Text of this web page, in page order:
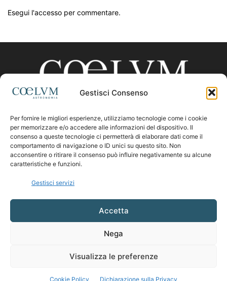
Gestisci Consenso
Per fornire le migliori esperienze, utilizziamo tecnologie come i cookie
per memorizzare e/o accedere alle informazioni del dispositivo. Il
consenso a queste tecnologie ci permetterà di elaborare dati come il
comportamento di navigazione o ID unici su questo sito. Non
acconsentire o ritirare il consenso può influire negativamente su alcune
caratteristiche e funzioni.
Gestisci servizi
Accetta
Nega
Visualizza le preferenze
Cookie Policy Dichiarazione sulla Privacy
Esegui l'accesso per commentare.
CHI SIAMO
Contattaci:coelumastro@coelum.com